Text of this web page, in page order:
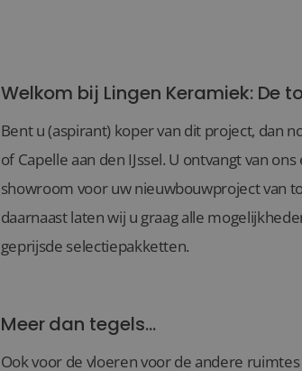
Welkom bij Lingen Keramiek: De
Bent u (aspirant) koper van dit project, dan
of Capelle aan den IJssel. U ontvangt van
showroom voor uw nieuwbouwproject van
daarnaast laten wij u graag alle
geprijsde selectiepakketten.
Meer dan tegels...
Ook voor de vloeren voor de andere